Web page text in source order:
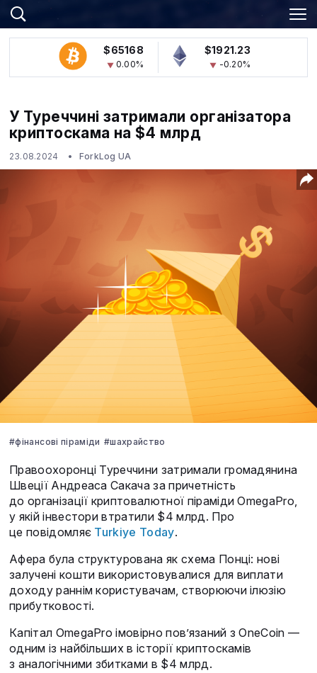
$65168
0.00%
$1921.23
-0.20%
У Туреччині затримали організатора
криптоскама на $4 млрд
23.08.2024 ForkLog UA
#фінансові піраміди #шахрайство
Правоохоронці Туреччини затримали громадянина
Швеції Андреаса Сакача за причетність
до організації криптовалютної піраміди OmegaPro,
у якій інвестори втратили $4 млрд. Про
це повідомляє Turkiye Today.
Афера була структурована як схема Понці: нові
залучені кошти використовувалися для виплати
доходу раннім користувачам, створюючи ілюзію
прибутковості.
Капітал OmegaPro імовірно пов’язаний з OneCoin —
одним із найбільших в історії криптоскамів
з аналогічними збитками в $4 млрд.